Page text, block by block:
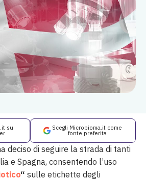
su Scegli Microbioma.it come
fonte preferita
deciso di seguire la strada di tanti
e Spagna, consentendo l’uso
“ sulle etichette degli